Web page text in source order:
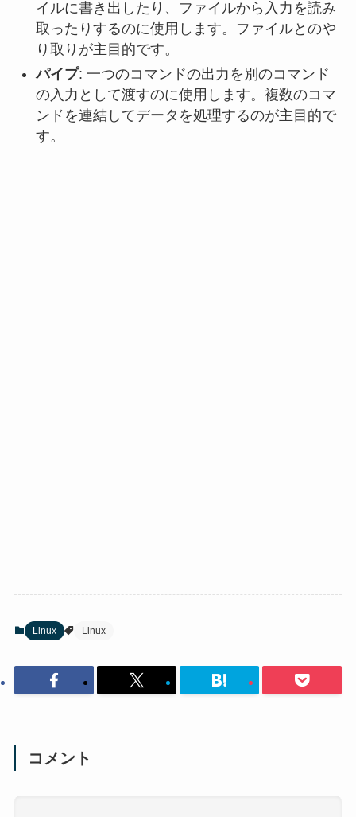
イルに書き出したり、ファイルから入力を読み
取ったりするのに使用します。ファイルとのや
り取りが主目的です。
パイプ: 一つのコマンドの出力を別のコマンド
の入力として渡すのに使用します。複数のコマ
ンドを連結してデータを処理するのが主目的で
す。
Linux Linux
コメント